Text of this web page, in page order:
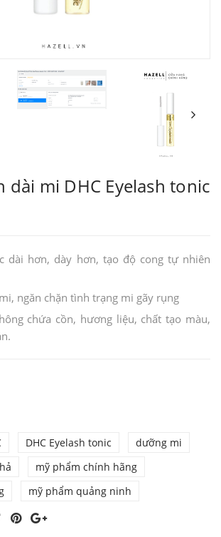
dài mi DHC Eyelash tonic
dài hơn, dày hơn, tạo độ cong tự nhiên
ngăn chặn tình trạng mi gãy rụng
chứa cồn, hương liệu, chất tạo màu,
DHC Eyelash tonic
dưỡng mi
mỹ phẩm chính hãng
mỹ phẩm quảng ninh